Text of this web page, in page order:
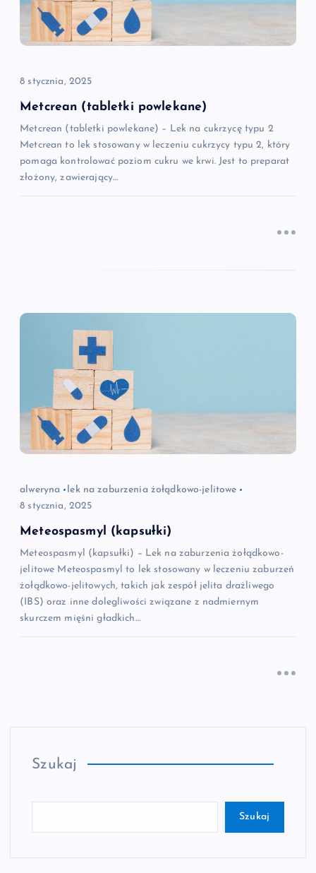
w
p
s
u
8 stycznia, 2025
Metcrean (tabletki powlekane)
Metcrean (tabletki powlekane) – Lek na cukrzycę typu 2
Metcrean to lek stosowany w leczeniu cukrzycy typu 2, który
pomaga kontrolować poziom cukru we krwi. Jest to preparat
złożony, zawierający…
alweryna
lek na zaburzenia żołądkowo-jelitowe
8 stycznia, 2025
Meteospasmyl (kapsułki)
Meteospasmyl (kapsułki) – Lek na zaburzenia żołądkowo-
jelitowe Meteospasmyl to lek stosowany w leczeniu zaburzeń
żołądkowo-jelitowych, takich jak zespół jelita drażliwego
(IBS) oraz inne dolegliwości związane z nadmiernym
skurczem mięśni gładkich…
Szukaj
Szukaj